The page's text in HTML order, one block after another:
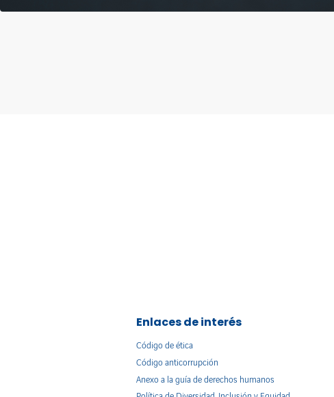
Enlaces de interés
Código de ética
Código anticorrupción
Anexo a la guía de derechos humanos